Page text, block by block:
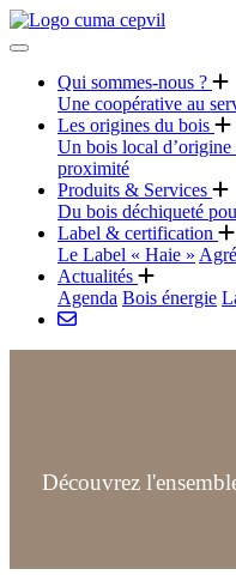
Qui sommes-nous ?
Une coopérative au
Les origines du bois
Un bois local d’origine
proximité
Produits & Services
Du bois déchiqueté
Label & certification
Le Label « Haie »
Actualités
Agenda Bois énergie
Découvrez